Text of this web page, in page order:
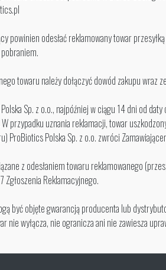
powinien odesłać reklamowany towar
towaru należy dołączyć dowód zakupu wraz
Sp. z o.o., najpóźniej w ciągu 14 dni od
przypadku uznania reklamacji, towar
ProBiotics Polska Sp. z o.o. zwróci
z odesłaniem towaru reklamowanego
Zgłoszenia Reklamacyjnego.
być objęte gwarancją producenta lub
nie wyłącza, nie ogranicza ani nie zawiesza